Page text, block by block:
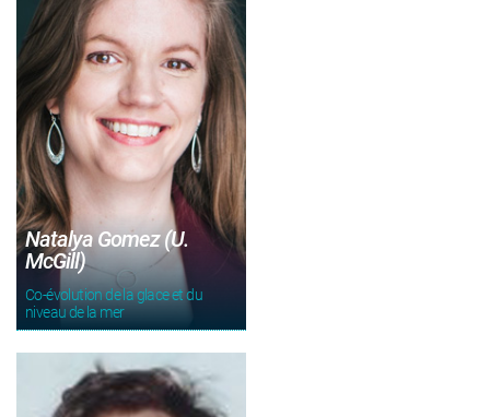
Natalya Gomez (U.
McGill)
Co-évolution de la glace et du
niveau de la mer